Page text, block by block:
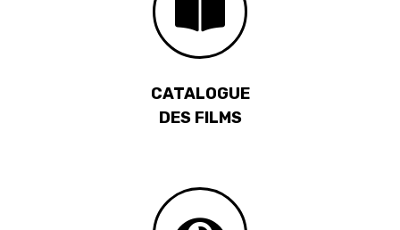
CATALOGUE
DES FILMS